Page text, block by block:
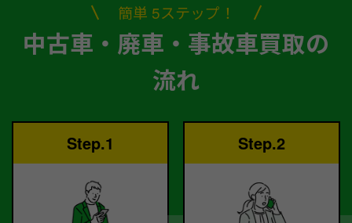
簡単 5ステップ！
中古車・廃車・事故車買取の
流れ
Step.1 Step.2